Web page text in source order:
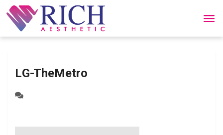
LG-TheMetro